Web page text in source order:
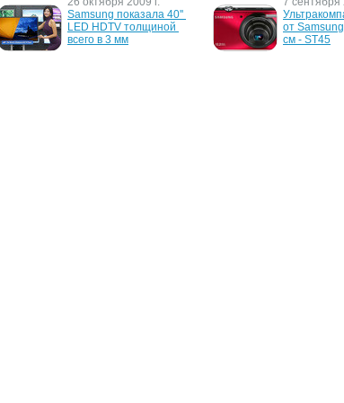
Samsung показала 40''
LED HDTV толщиной
всего в 3 мм
от
см - ST45